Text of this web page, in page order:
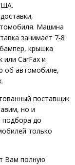
Машина
занимает 7-8
крышка
или CarFax и
об автомобиле,
поставщик
но и
подбора до
только
Вам полную